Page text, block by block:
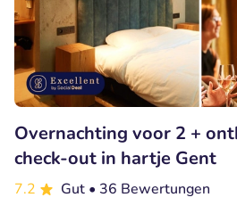
Overnachting voor 2 +
check-out in hartje Gent
7.2 Gut • 36 Bewertungen